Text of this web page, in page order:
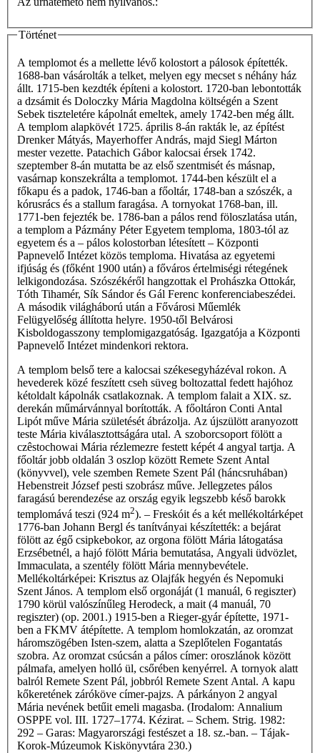
Történet
A templomot és a mellette lévő kolostort a pálosok építették.
1688-ban vásárolták a telket, melyen egy mecset s néhány ház
állt. 1715-ben kezdték építeni a kolostort. 1720-ban lebontották
a dzsámit és Doloczky Mária Magdolna költségén a Szent
Sebek tiszteletére kápolnát emeltek, amely 1742-ben még állt.
A templom alapkövét 1725. április 8-án rakták le, az építést
Drenker Mátyás, Mayerhoffer András, majd Siegl Márton
mester vezette. Patachich Gábor kalocsai érsek 1742.
szeptember 8-án mutatta be az első szentmisét és másnap,
vasárnap konszekrálta a templomot. 1744-ben készült el a
főkapu és a padok, 1746-ban a főoltár, 1748-ban a szószék, a
kórusrács és a stallum faragása. A tornyokat 1768-ban, ill.
1771-ben fejezték be. 1786-ban a pálos rend föloszlatása után,
a templom a Pázmány Péter Egyetem temploma, 1803-tól az
egyetem és a – pálos kolostorban létesített – Központi
Papnevelő Intézet közös temploma. Hivatása az egyetemi
ifjúság és (főként 1900 után) a főváros értelmiségi rétegének
lelkigondozása. Szószékéről hangzottak el Prohászka Ottokár,
Tóth Tihamér, Sík Sándor és Gál Ferenc konferenciabeszédei.
A második világháború után a Fővárosi Műemlék
Felügyelőség állította helyre. 1950-től Belvárosi
Kisboldogasszony templomigazgatóság. Igazgatója a Központi
Papnevelő Intézet mindenkori rektora.
A templom belső tere a kalocsai székesegyházéval rokon. A
hevederek közé feszített cseh süveg boltozattal fedett hajóhoz
kétoldalt kápolnák csatlakoznak. A templom falait a XIX. sz.
derekán műmárvánnyal borították. A főoltáron Conti Antal
Lipót műve Mária születését ábrázolja. Az újszülött aranyozott
teste Mária kiválasztottságára utal. A szoborcsoport fölött a
czêstochowai Mária rézlemezre festett képét 4 angyal tartja. A
főoltár jobb oldalán 3 oszlop között Remete Szent Antal
(könyvvel), vele szemben Remete Szent Pál (háncsruhában)
Hebenstreit József pesti szobrász műve. Jellegzetes pálos
faragású berendezése az ország egyik legszebb késő barokk
templomává teszi (924 m2). – Freskóit és a két mellékoltárképet
1776-ban Johann Bergl és tanítványai készítették: a bejárat
fölött az égő csipkebokor, az orgona fölött Mária látogatása
Erzsébetnél, a hajó fölött Mária bemutatása, Angyali üdvözlet,
Immaculata, a szentély fölött Mária mennybevétele.
Mellékoltárképei: Krisztus az Olajfák hegyén és Nepomuki
Szent János. A templom első orgonáját (1 manuál, 6 regiszter)
1790 körül valószínűleg Herodeck, a mait (4 manuál, 70
regiszter) (op. 2001.) 1915-ben a Rieger-gyár építette, 1971-
ben a FKMV átépítette. A templom homlokzatán, az oromzat
háromszögében Isten-szem, alatta a Szeplőtelen Fogantatás
szobra. Az oromzat csúcsán a pálos címer: orosz­lánok között
pálmafa, amelyen holló ül, csőrében kenyérrel. A tornyok alatt
balról Remete Szent Pál, jobbról Remete Szent Antal. A kapu
kőkeretének záróköve címer-pajzs. A párkányon 2 angyal
Mária nevének betűit emeli magasba. (Irodalom: Annalium
OSPPE vol. III. 1727–1774. Kézirat. – Schem. Strig. 1982:
292 – Garas: Magyarországi festészet a 18. sz.-ban. – Tájak-
Korok-Múzeumok Kiskönyvtára 230.)